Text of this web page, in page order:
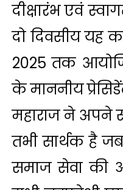
दीक्षारंभ एवं
दो दिवसीय यह
2025 तक
के माननीय
महाराज ने अपने
तभी सार्थक है
समाज सेवा की